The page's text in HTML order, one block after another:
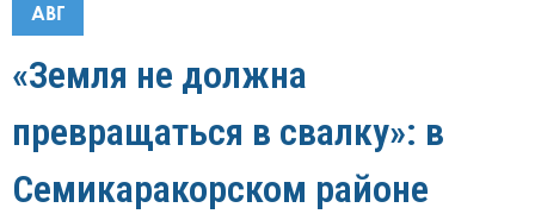
АВГ
«Земля не должна
превращаться в свалку»: в
Семикаракорском районе